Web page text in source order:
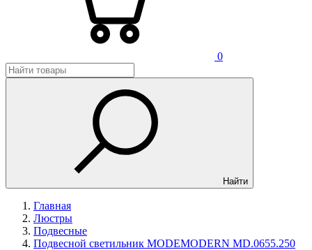
0
Найти
Главная
Люстры
Подвесные
Подвесной светильник MODEMODERN MD.0655.250